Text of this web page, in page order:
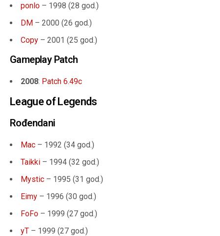
ponlo – 1998 (28 god.)
DM – 2000 (26 god.)
Copy – 2001 (25 god.)
Gameplay Patch
2008: Patch 6.49c
League of Legends
Rođendani
Mac – 1992 (34 god.)
Taikki – 1994 (32 god.)
Mystic – 1995 (31 god.)
Eimy – 1996 (30 god.)
FoFo – 1999 (27 god.)
yT – 1999 (27 god.)